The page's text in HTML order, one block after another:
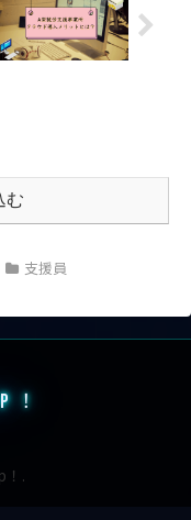
む
支援員
！
！.